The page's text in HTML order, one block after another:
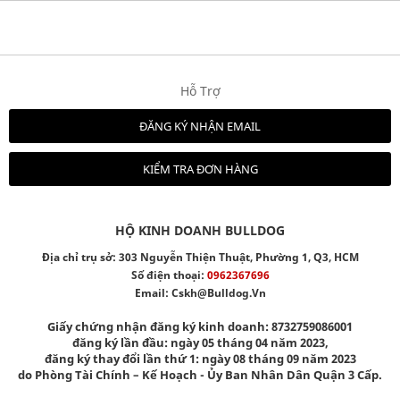
Hỗ Trợ
ĐĂNG KÝ NHẬN EMAIL
KIỂM TRA ĐƠN HÀNG
HỘ KINH DOANH BULLDOG
Địa chỉ trụ sở: 303 Nguyễn Thiện Thuật, Phường 1, Q3, HCM
Số điện thoại: 0962367696
Email: Cskh@bulldog.vn
Giấy chứng nhận đăng ký kinh doanh: 8732759086001
đăng ký lần đầu: ngày 05 tháng 04 năm 2023,
đăng ký thay đổi lần thứ 1: ngày 08 tháng 09 năm 2023
do Phòng Tài Chính – Kế Hoạch - Ủy Ban Nhân Dân Quận 3 Cấp.